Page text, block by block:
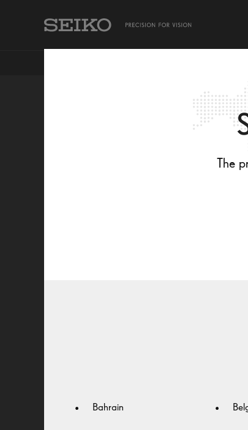
The
Bahrain
세상을 보다
유지할 수 있도록 안경 관리